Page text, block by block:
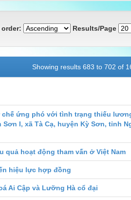
order: Results/Page
Showing results 683 to 702 of
ứng phó với tình trạng thiếu
I, xã Tà Cạ, huyện Kỳ Sơn, tỉnh
quả hoạt động tham vấn ở Việt Nam
hiệu lực hợp đồng
Ai Cập và Lưỡng Hà cổ đại